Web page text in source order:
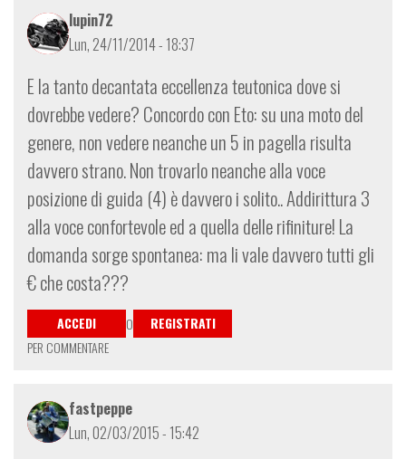
lupin72
Lun, 24/11/2014 - 18:37
E la tanto decantata eccellenza teutonica dove si
dovrebbe vedere? Concordo con Eto: su una moto del
genere, non vedere neanche un 5 in pagella risulta
davvero strano. Non trovarlo neanche alla voce
posizione di guida (4) è davvero i solito.. Addirittura 3
alla voce confortevole ed a quella delle rifiniture! La
domanda sorge spontanea: ma li vale davvero tutti gli
€ che costa???
ACCEDI O
REGISTRATI
PER COMMENTARE
fastpeppe
Lun, 02/03/2015 - 15:42